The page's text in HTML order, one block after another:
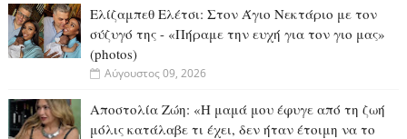
Ελίζαμπεθ Ελέτσι: Στον Άγιο Νεκτάριο με τον
σύζυγό της - «Πήραμε την ευχή για τον γιο μας»
(photos)
Αύγουστος 09, 2026
Αποστολία Ζώη: «Η μαμά μου έφυγε από τη ζωή
μόλις κατάλαβε τι έχει, δεν ήταν έτοιμη να το